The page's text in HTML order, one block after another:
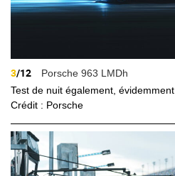
3/12
Porsche 963 LMDh
Test de nuit également, évidemment
Crédit : Porsche